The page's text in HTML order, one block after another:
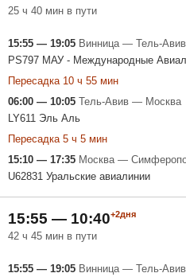
25 ч 40 мин в пути
15:55 — 19:05 Винница — Тель-Авив
PS797 МАУ - Международные
Пересадка 10 ч 55 мин
06:00 — 10:05 Тель-Авив — Москва
LY611 Эль Аль
Пересадка 5 ч 5 мин
15:10 — 17:35 Москва —
U62831 Уральские авиалинии
15:55 — 10:40+2дня
42 ч 45 мин в пути
15:55 — 19:05 Винница — Тель-Авив